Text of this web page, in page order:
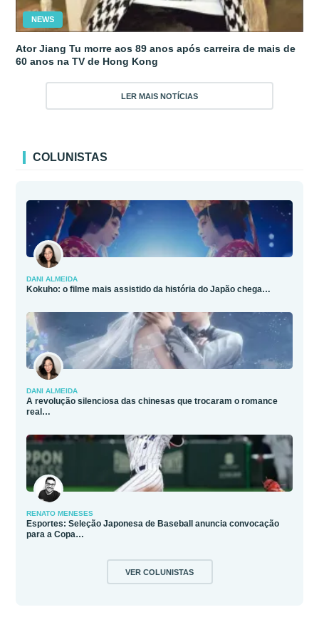
NEWS
Ator Jiang Tu morre aos 89 anos após carreira de mais de
60 anos na TV de Hong Kong
LER MAIS NOTÍCIAS
COLUNISTAS
DANI ALMEIDA
Kokuho: o filme mais assistido da história do Japão chega…
DANI ALMEIDA
A revolução silenciosa das chinesas que trocaram o romance
real…
RENATO MENESES
Esportes: Seleção Japonesa de Baseball anuncia convocação
para a Copa…
VER COLUNISTAS